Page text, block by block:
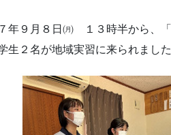
年９月８日㈪ １３時半から、
生２名が地域実習に来られました